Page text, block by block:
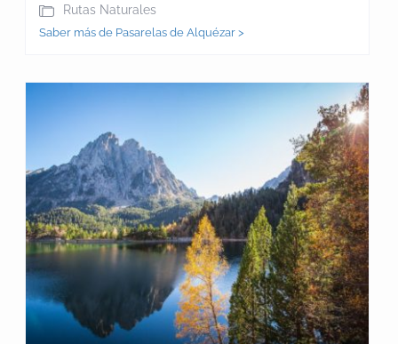
Rutas Naturales
Saber más de Pasarelas de Alquézar >